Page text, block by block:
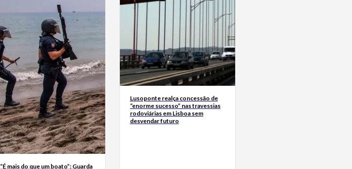
“É mais do que um boato”: Guarda
Lusoponte realça concessão de
“enorme sucesso” nas travessias
rodoviárias em Lisboa sem
desvendar futuro